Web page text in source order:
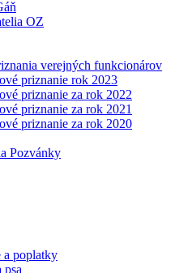
OZ
verejných funkcionárov
priznanie rok 2023
priznanie za rok 2022
priznanie za rok 2021
priznanie za rok 2020
Pozvánky
a poplatky
psa